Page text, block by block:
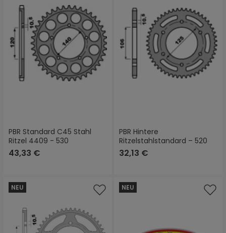
PBR Standard C45 Stahl
Ritzel 4409 - 530
43,33 €
PBR Hintere
Ritzelstahlstandard – 520
32,13 €
NEU NEU